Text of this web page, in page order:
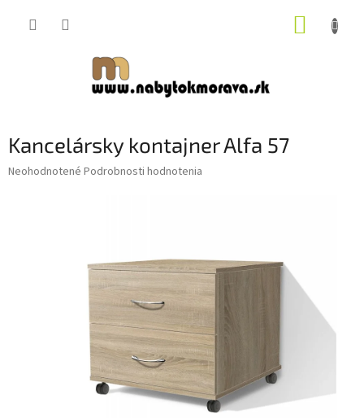
Kancelársky kontajner Alfa 57
Priemerné
Neohodnotené Podrobnosti hodnotenia